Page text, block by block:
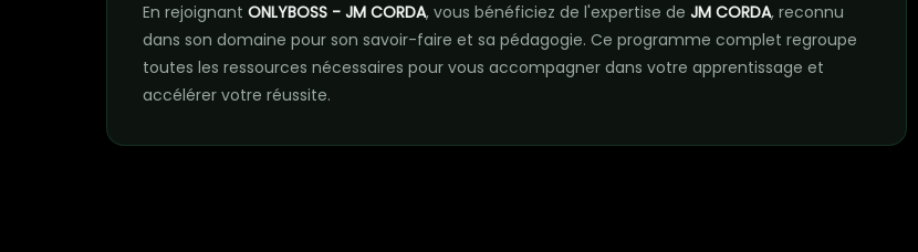
En rejoignant ONLYBOSS - JM CORDA, vous bénéficiez de l'expertise de JM CORDA, reconnu
dans son domaine pour son savoir-faire et sa pédagogie. Ce programme complet regroupe
toutes les ressources nécessaires pour vous accompagner dans votre apprentissage et
accélérer votre réussite.